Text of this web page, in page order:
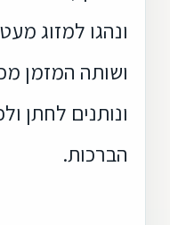
ונהגו למזוג
ושותה המזמן
ונותנים לחתן
הברכות.